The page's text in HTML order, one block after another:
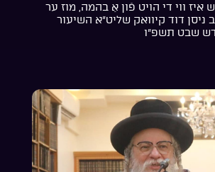
ווי די הויט פֿון אַ בהמה, מוז ער
ניסן דוד קיוואק שליט”א השיעור
שבט תשפ”ו